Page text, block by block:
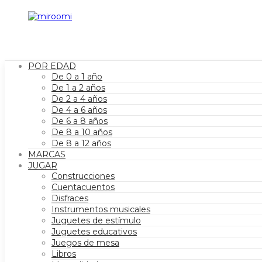
POR EDAD
De 0 a 1 año
De 1 a 2 años
De 2 a 4 años
De 4 a 6 años
De 6 a 8 años
De 8 a 10 años
De 8 a 12 años
MARCAS
JUGAR
Construcciones
Cuentacuentos
Disfraces
Instrumentos musicales
Juguetes de estímulo
Juguetes educativos
Juegos de mesa
Libros